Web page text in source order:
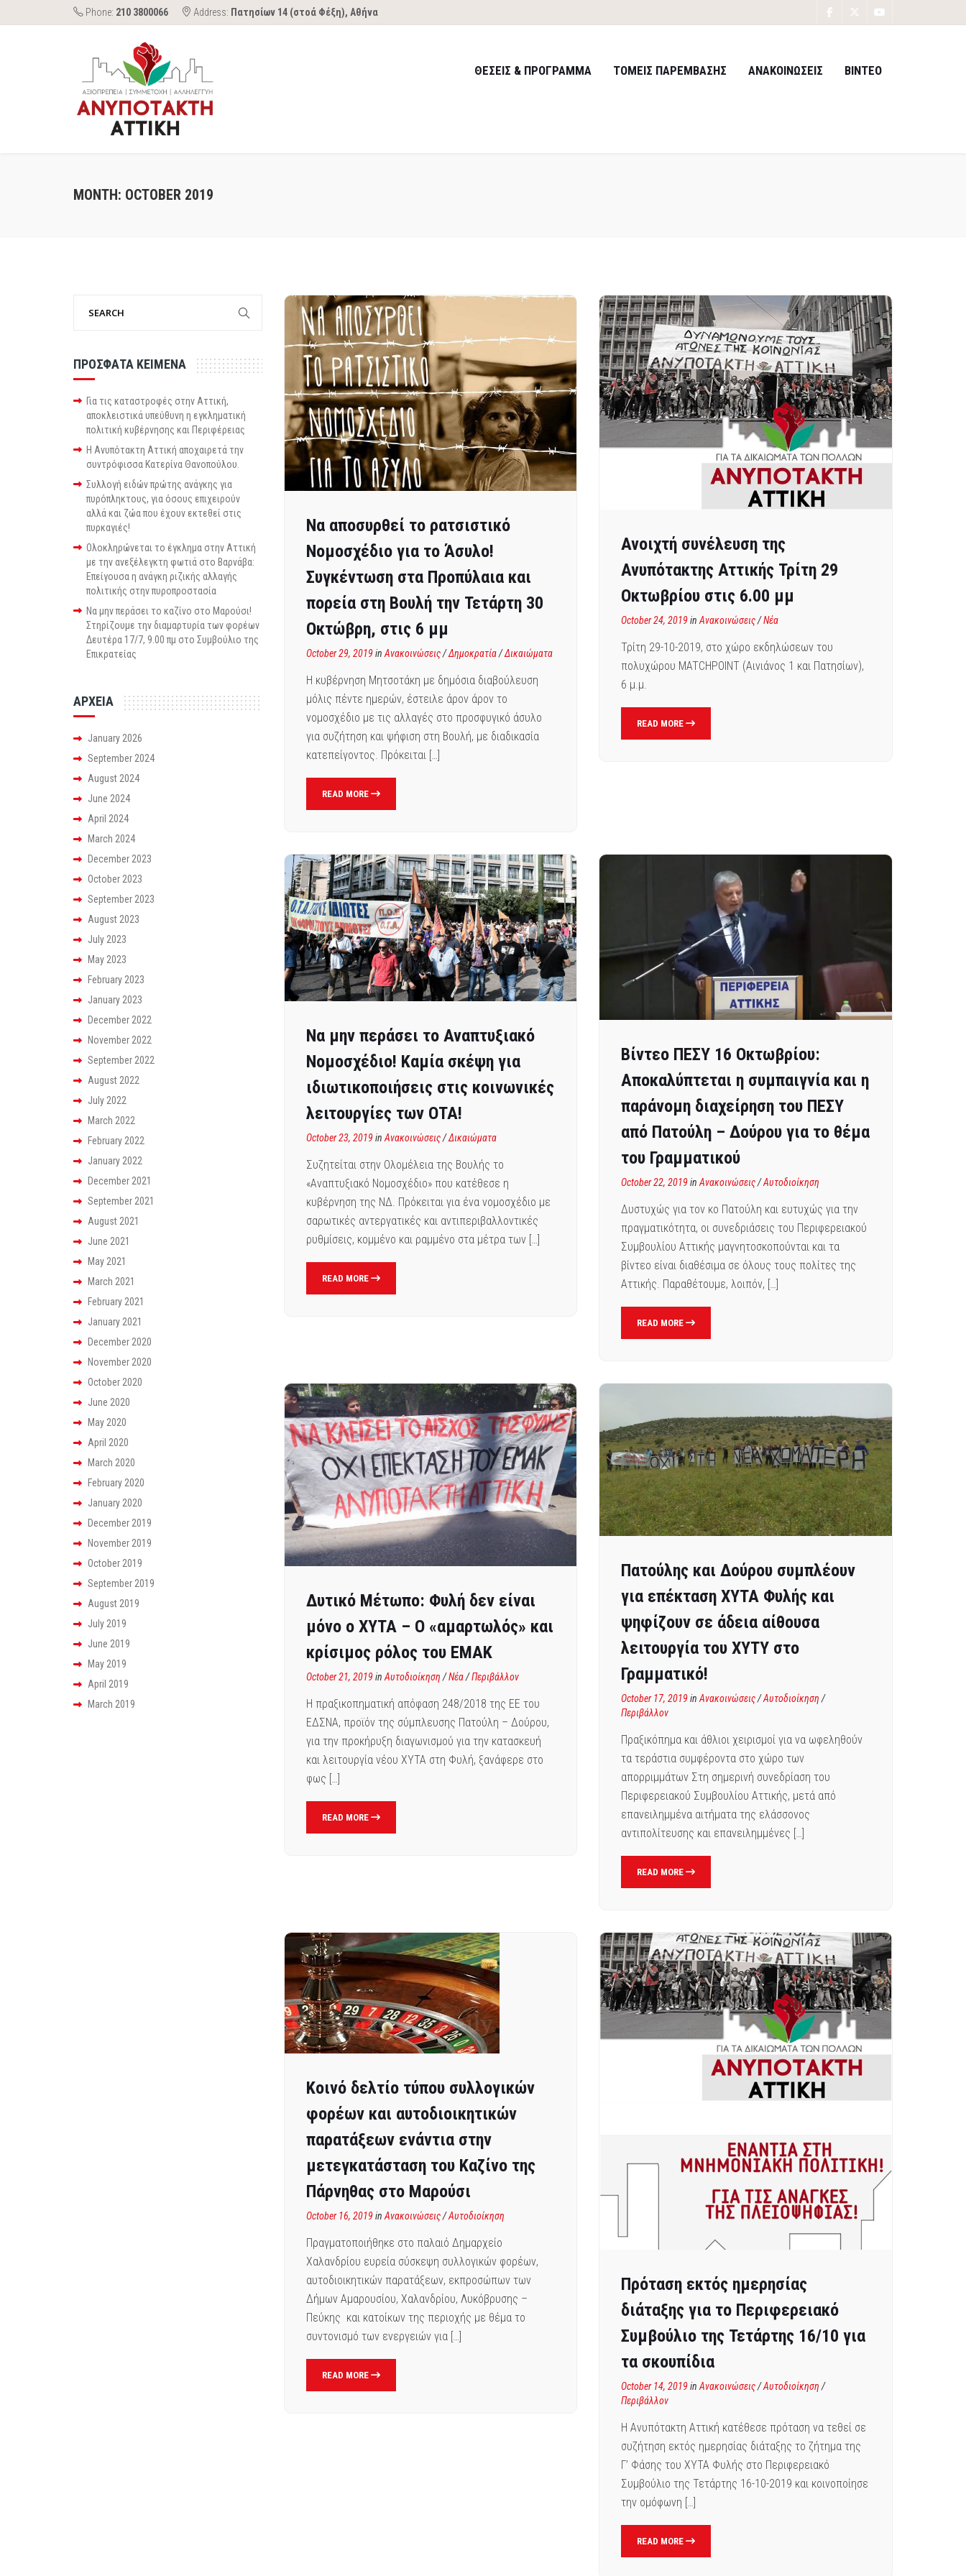
Phone: 210 3800066 Address: Πατησίων 14 (στοά Φέξη), Αθήνα
ΘΕΣΕΙΣ & ΠΡΟΓΡΑΜΜΑ ΤΟΜΕΙΣ ΠΑΡΕΜΒΑΣΗΣ ΑΝΑΚΟΙΝΩΣΕΙΣ ΒΙΝΤΕΟ
MONTH: OCTOBER 2019
ΠΡΟΣΦΑΤΑ ΚΕΙΜΕΝΑ
Για τις καταστροφές στην Αττική,
αποκλειστικά υπεύθυνη η εγκληματική
πολιτική κυβέρνησης και Περιφέρειας
Η Ανυπότακτη Αττική αποχαιρετά την
συντρόφισσα Κατερίνα Θανοπούλου.
Συλλογή ειδών πρώτης ανάγκης για
πυρόπληκτους, για όσους επιχειρούν
αλλά και ζώα που έχουν εκτεθεί στις
πυρκαγιές!
Ολοκληρώνεται το έγκλημα στην Αττική
με την ανεξέλεγκτη φωτιά στο Βαρνάβα:
Επείγουσα η ανάγκη ριζικής αλλαγής
πολιτικής στην πυροπροστασία
Να μην περάσει το καζίνο στο Μαρούσι!
Στηρίζουμε την διαμαρτυρία των φορέων
Δευτέρα 17/7, 9.00 πμ στο Συμβούλιο της
Επικρατείας
ΑΡΧΕΙΑ
January 2026
September 2024
August 2024
June 2024
April 2024
March 2024
December 2023
October 2023
September 2023
August 2023
July 2023
May 2023
February 2023
January 2023
December 2022
November 2022
September 2022
August 2022
July 2022
March 2022
February 2022
January 2022
December 2021
September 2021
August 2021
June 2021
May 2021
March 2021
February 2021
January 2021
December 2020
November 2020
October 2020
June 2020
May 2020
April 2020
March 2020
February 2020
January 2020
December 2019
November 2019
October 2019
September 2019
August 2019
July 2019
June 2019
May 2019
April 2019
March 2019
Να αποσυρθεί το ρατσιστικό
Νομοσχέδιο για το Άσυλο!
Συγκέντωση στα Προπύλαια και
πορεία στη Βουλή την Τετάρτη 30
Οκτώβρη, στις 6 μμ
October 29, 2019 inΑνακοινώσεις/Δημοκρατία/Δικαιώματα
Η κυβέρνηση Μητσοτάκη με δημόσια διαβούλευση
μόλις πέντε ημερών, έστειλε άρον άρον το
νομοσχέδιο με τις αλλαγές στο προσφυγικό άσυλο
για συζήτηση και ψήφιση στη Βουλή, με διαδικασία
κατεπείγοντος. Πρόκειται […]
READ MORE
Ανοιχτή συνέλευση της
Ανυπότακτης Αττικής Τρίτη 29
Οκτωβρίου στις 6.00 μμ
October 24, 2019 inΑνακοινώσεις/Νέα
Τρίτη 29-10-2019, στο χώρο εκδηλώσεων του
πολυχώρου MATCHPOINT (Αινιάνος 1 και Πατησίων),
6 μ.μ.
READ MORE
Να μην περάσει το Αναπτυξιακό
Νομοσχέδιο! Καμία σκέψη για
ιδιωτικοποιήσεις στις κοινωνικές
λειτουργίες των ΟΤΑ!
October 23, 2019 in Ανακοινώσεις/Δικαιώματα
Συζητείται στην Ολομέλεια της Βουλής το
«Αναπτυξιακό Νομοσχέδιο» που κατέθεσε η
κυβέρνηση της ΝΔ. Πρόκειται για ένα νομοσχέδιο με
σαρωτικές αντεργατικές και αντιπεριβαλλοντικές
ρυθμίσεις, κομμένο και ραμμένο στα μέτρα των […]
READ MORE
Βίντεο ΠΕΣΥ 16 Οκτωβρίου:
Αποκαλύπτεται η συμπαιγνία και η
παράνομη διαχείρηση του ΠΕΣΥ
από Πατούλη – Δούρου για το θέμα
του Γραμματικού
October 22, 2019 inΑνακοινώσεις/Αυτοδιοίκηση
Δυστυχώς για τον κο Πατούλη και ευτυχώς για την
πραγματικότητα, οι συνεδριάσεις του Περιφερειακού
Συμβουλίου Αττικής μαγνητοσκοπούνται και τα
βίντεο είναι διαθέσιμα σε όλους τους πολίτες της
Αττικής. Παραθέτουμε, λοιπόν, […]
READ MORE
Δυτικό Μέτωπο: Φυλή δεν είναι
μόνο ο ΧΥΤΑ – Ο «αμαρτωλός» και
κρίσιμος ρόλος του ΕΜΑΚ
October 21, 2019 in Αυτοδιοίκηση /Νέα/Περιβάλλον
Η πραξικοπηματική απόφαση 248/2018 της ΕΕ του
ΕΔΣΝΑ, προϊόν της σύμπλευσης Πατούλη – Δούρου,
για την προκήρυξη διαγωνισμού για την κατασκευή
και λειτουργία νέου ΧΥΤΑ στη Φυλή, ξανάφερε στο
φως […]
READ MORE
Πατούλης και Δούρου συμπλέουν
για επέκταση ΧΥΤΑ Φυλής και
ψηφίζουν σε άδεια αίθουσα
λειτουργία του ΧΥΤΥ στο
Γραμματικό!
October 17, 2019 inΑνακοινώσεις/Αυτοδιοίκηση /
Περιβάλλον
Πραξικόπημα και άθλιοι χειρισμοί για να ωφεληθούν
τα τεράστια συμφέροντα στο χώρο των
απορριμμάτων Στη σημερινή συνεδρίαση του
Περιφερειακού Συμβουλίου Αττικής, μετά από
επανειλημμένα αιτήματα της ελάσσονος
αντιπολίτευσης και επανειλημμένες […]
READ MORE
Κοινό δελτίο τύπου συλλογικών
φορέων και αυτοδιοικητικών
παρατάξεων ενάντια στην
μετεγκατάσταση του Καζίνο της
Πάρνηθας στο Μαρούσι
October 16, 2019 in Ανακοινώσεις/Αυτοδιοίκηση
Πραγματοποιήθηκε στο παλαιό Δημαρχείο
Χαλανδρίου ευρεία σύσκεψη συλλογικών φορέων,
αυτοδιοικητικών παρατάξεων, εκπροσώπων των
Δήμων Αμαρουσίου, Χαλανδρίου, Λυκόβρυσης –
Πεύκης και κατοίκων της περιοχής με θέμα το
συντονισμό των ενεργειών για […]
READ MORE
Πρόταση εκτός ημερησίας
διάταξης για το Περιφερειακό
Συμβούλιο της Τετάρτης 16/10 για
τα σκουπίδια
October 14, 2019 inΑνακοινώσεις/Αυτοδιοίκηση /
Περιβάλλον
Η Ανυπότακτη Αττική κατέθεσε πρόταση να τεθεί σε
συζήτηση εκτός ημερησίας διάταξης το ζήτημα της
Γ’ Φάσης του ΧΥΤΑ Φυλής στο Περιφερειακό
Συμβούλιο της Τετάρτης 16-10-2019 και κοινοποίησε
την ομόφωνη […]
READ MORE